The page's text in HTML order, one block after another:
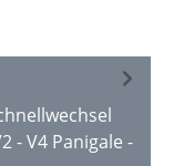
- V4 Panigale -